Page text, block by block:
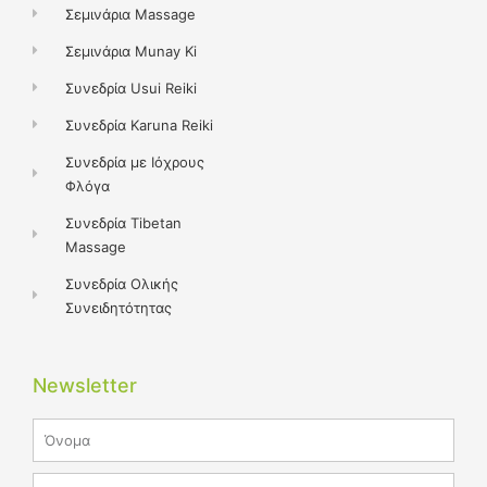
Σεμινάρια Massage
Σεμινάρια Munay Ki
Συνεδρία Usui Reiki
Συνεδρία Karuna Reiki
Συνεδρία με Ιόχρους
Φλόγα
Συνεδρία Tibetan
Massage
Συνεδρία Ολικής
Συνειδητότητας
Newsletter